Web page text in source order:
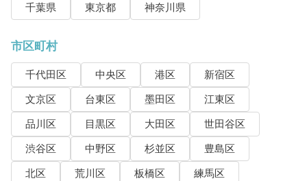
千葉県
東京都 神奈川県
市区町村
千代田区 中央区 港区
新宿区
文京区
台東区 墨田区
江東区
品川区
目黒区 大田区
世田谷区
渋谷区
中野区 杉並区
豊島区
北区
荒川区 板橋区
練馬区